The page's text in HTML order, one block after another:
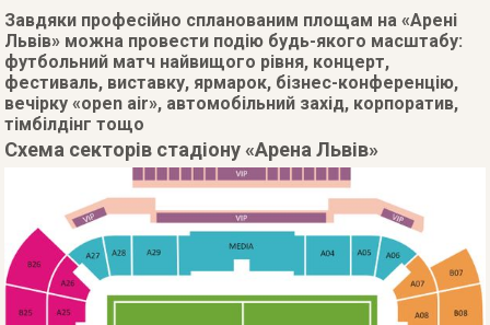
Завдяки професійно спланованим площам на «Арені
Львів» можна провести подію будь-якого масштабу:
футбольний матч найвищого рівня, концерт,
фестиваль, виставку, ярмарок, бізнес-конференцію,
вечірку «open air», автомобільний захід, корпоратив,
тімбілдінг тощо
Схема секторів стадіону «Арена Львів»